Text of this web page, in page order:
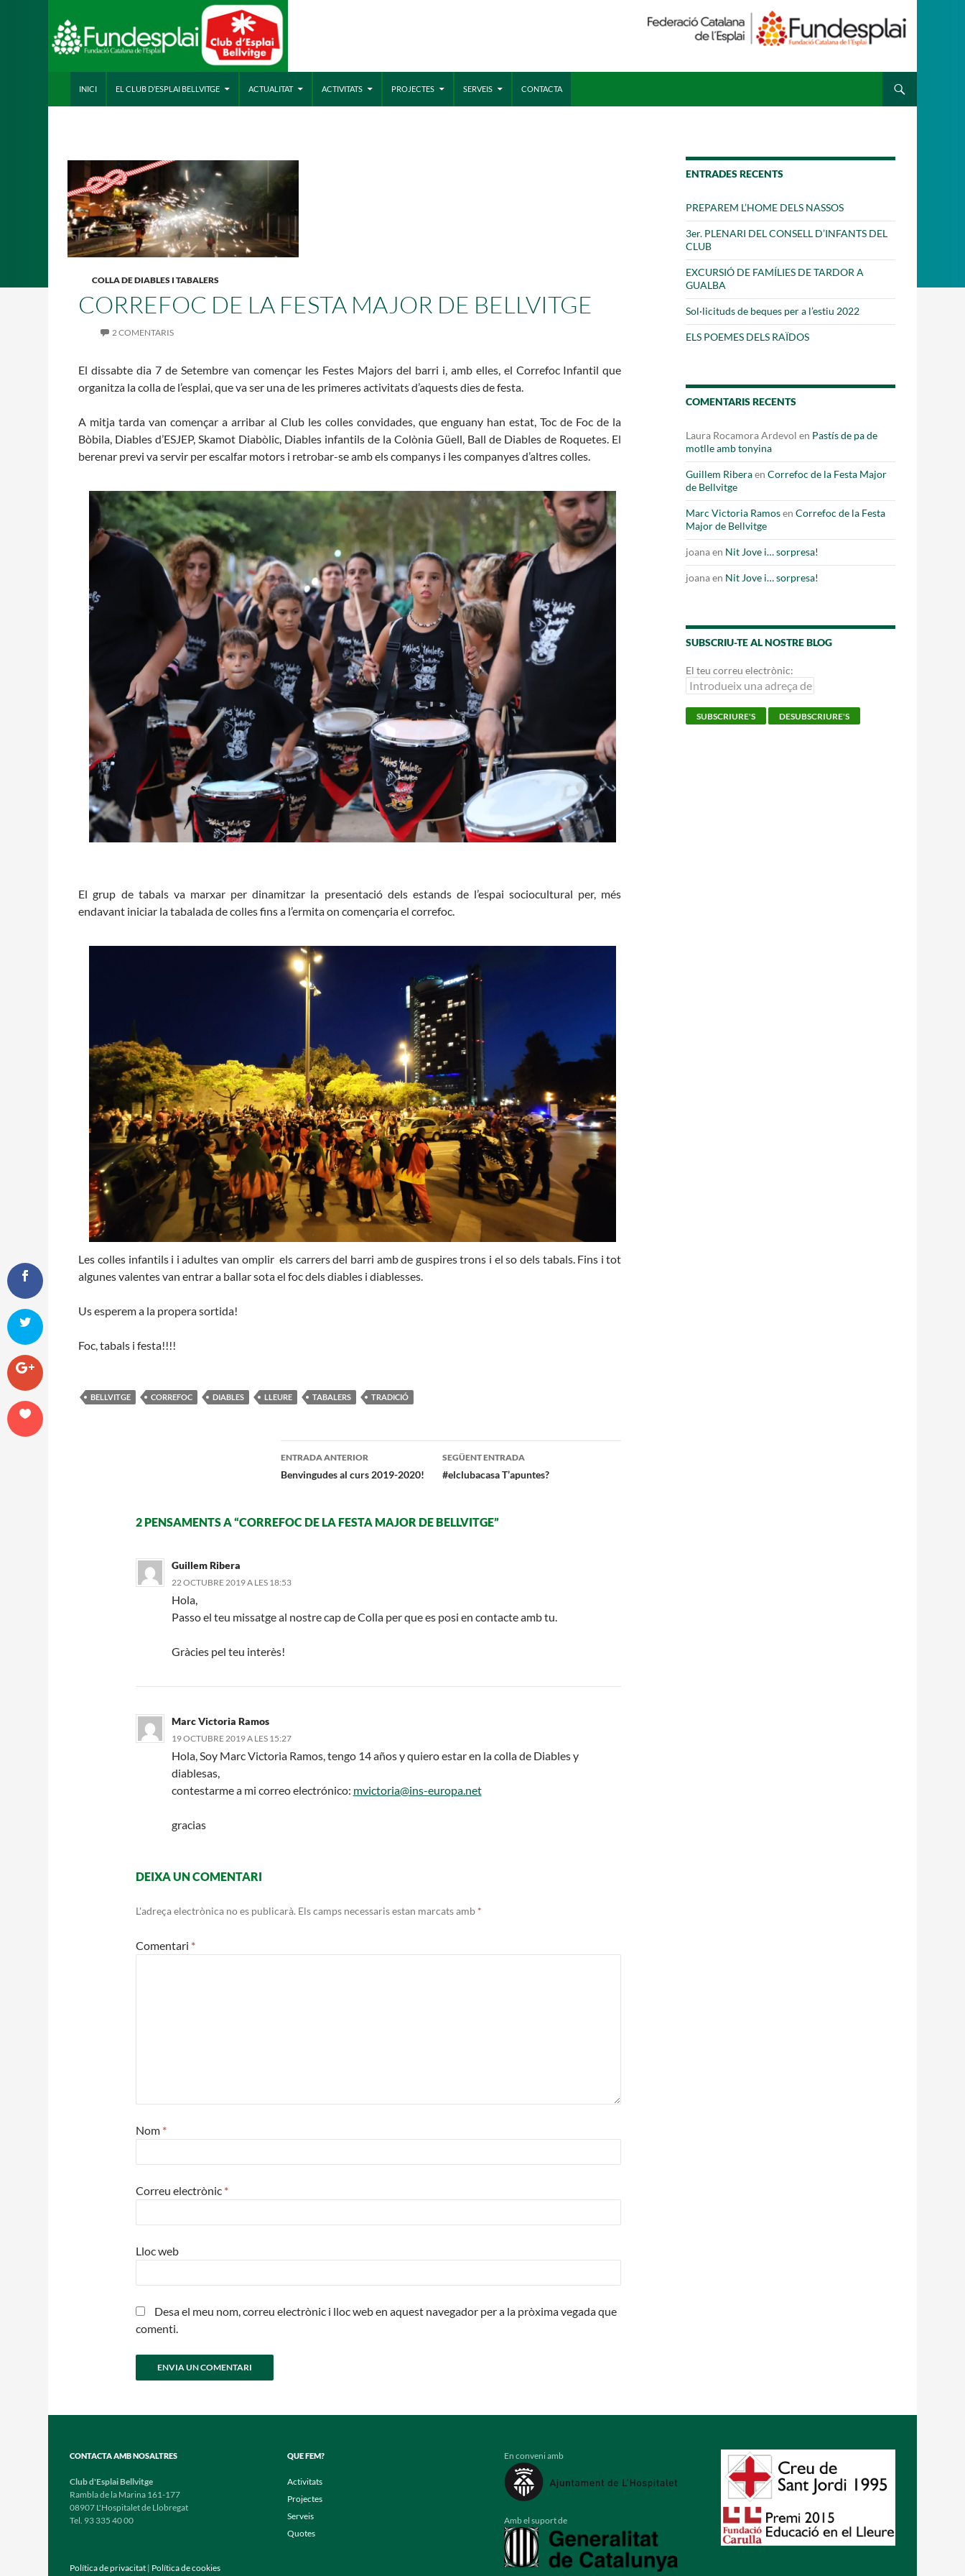
INICI
EL CLUB D’ESPLAI BELLVITGE ACTUALITAT ACTIVITATS PROJECTES SERVEIS CONTACTA
COLLA DE DIABLES I TABALERS
CORREFOC DE LA FESTA MAJOR DE BELLVITGE
2 COMENTARIS
El dissabte dia 7 de Setembre van començar les Festes Majors del barri i, amb elles, el Correfoc Infantil que
organitza la colla de l’esplai, que va ser una de les primeres activitats d’aquests dies de festa.
A mitja tarda van començar a arribar al Club les colles convidades, que enguany han estat, Toc de Foc de la
Bòbila, Diables d’ESJEP, Skamot Diabòlic, Diables infantils de la Colònia Güell, Ball de Diables de Roquetes. El
berenar previ va servir per escalfar motors i retrobar-se amb els companys i les companyes d’altres colles.
El grup de tabals va marxar per dinamitzar la presentació dels estands de l’espai sociocultural per, més
endavant iniciar la tabalada de colles fins a l’ermita on començaria el correfoc.
Les colles infantils i i adultes van omplir els carrers del barri amb de guspires trons i el so dels tabals. Fins i tot
algunes valentes van entrar a ballar sota el foc dels diables i diablesses.
Us esperem a la propera sortida!
Foc, tabals i festa!!!!
BELLVITGE CORREFOC DIABLES LLEURE TABALERS TRADICIÓ
Navegació
per
entrades
ENTRADA ANTERIOR
Benvingudes al curs 2019-2020!
SEGÜENT ENTRADA
#elclubacasa T’apuntes?
2 PENSAMENTS A “CORREFOC DE LA FESTA MAJOR DE BELLVITGE”
Guillem Ribera
22 OCTUBRE 2019 A LES 18:53
Hola,
Passo el teu missatge al nostre cap de Colla per que es posi en contacte amb tu.
Gràcies pel teu interès!
Marc Victoria Ramos
19 OCTUBRE 2019 A LES 15:27
Hola, Soy Marc Victoria Ramos, tengo 14 años y quiero estar en la colla de Diables y
diablesas,
contestarme a mi correo electrónico: mvictoria@ins-europa.net
gracias
DEIXA UN COMENTARI
L'adreça electrònica no es publicarà. Els camps necessaris estan marcats amb *
Comentari *
Nom *
Correu electrònic *
Lloc web
Desa el meu nom, correu electrònic i lloc web en aquest navegador per a la pròxima vegada que
comenti.
ENTRADES RECENTS
PREPAREM L’HOME DELS NASSOS
3er. PLENARI DEL CONSELL D’INFANTS DEL
CLUB
EXCURSIÓ DE FAMÍLIES DE TARDOR A
GUALBA
Sol·licituds de beques per a l’estiu 2022
ELS POEMES DELS RAÏDOS
COMENTARIS RECENTS
Laura Rocamora Ardevol en Pastís de pa de
motlle amb tonyina
Guillem RiberaenCorrefoc de la Festa Major
de Bellvitge
Marc Victoria RamosenCorrefoc de la Festa
Major de Bellvitge
joanaen Nit Jove i… sorpresa!
joanaen Nit Jove i… sorpresa!
SUBSCRIU-TE AL NOSTRE BLOG
El teu correu electrònic:
CONTACTA AMB NOSALTRES
Club d'Esplai Bellvitge
Rambla de la Marina 161-177
08907 L'Hospitalet de Llobregat
Tel. 93 335 40 00
QUE FEM?
Activitats
Projectes
Serveis
Quotes
En conveni amb
Amb el suport de
Política de privacitat | Política de cookies
ACTIVITATS D'ESTIU MÓN ESCOLAR ALBERG CENTRE ESPLAI
CASES DE COLÒNIES SUPORT TERCER SECTOR
CONEIX FUNDESPLAI
Els comptes clars
Memòria d'activitats
ACTUALITAT
Fundesplai als mitjans
Xarxes socials
Fes voluntariat
Fes un donatiu